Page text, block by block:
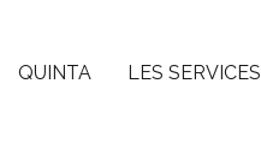
QUINTA LES SERVICES